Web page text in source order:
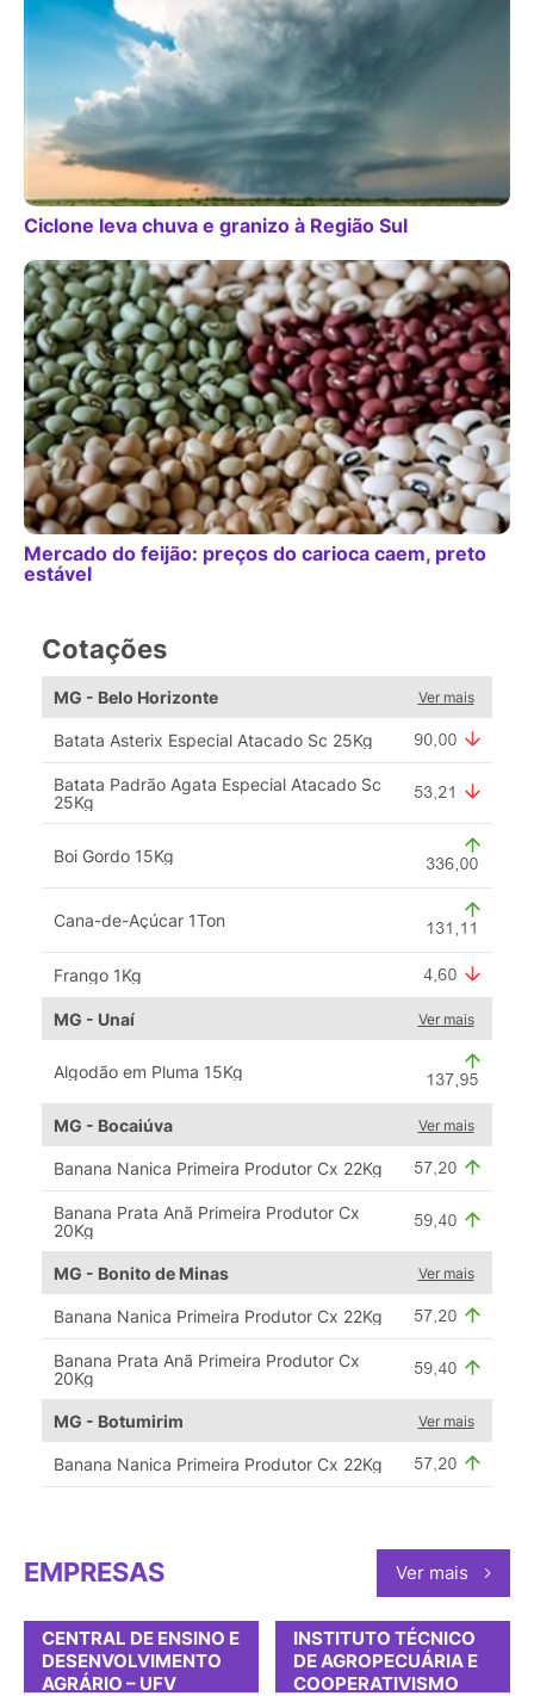
Ciclone leva chuva e granizo à Região Sul
Mercado do feijão: preços do carioca caem, preto
estável
Cotações
MG - Belo Horizonte Ver mais
Batata Asterix Especial Atacado Sc 25Kg
Batata Padrão Agata Especial Atacado Sc
25Kg
Boi Gordo 15Kg
Cana-de-Açúcar 1Ton
Frango 1Kg
MG - Unaí Ver mais
Algodão em Pluma 15Kg
MG - Bocaiúva Ver mais
Banana Nanica Primeira Produtor Cx 22Kg
Banana Prata Anã Primeira Produtor Cx
20Kg
MG - Bonito de Minas Ver mais
Banana Nanica Primeira Produtor Cx 22Kg
Banana Prata Anã Primeira Produtor Cx
20Kg
MG - Botumirim Ver mais
Banana Nanica Primeira Produtor Cx 22Kg
EMPRESAS Ver mais
CENTRAL DE ENSINO E
DESENVOLVIMENTO
AGRÁRIO – UFV
INSTITUTO TÉCNICO
DE AGROPECUÁRIA E
COOPERATIVISMO